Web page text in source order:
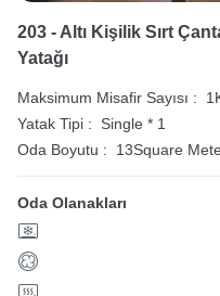
203 - Altı Kişilik Sırt
Yatağı
Maksimum Misafir Sayısı :
Yatak Tipi :
Single * 1
Oda Boyutu :
13Square
Oda Olanakları